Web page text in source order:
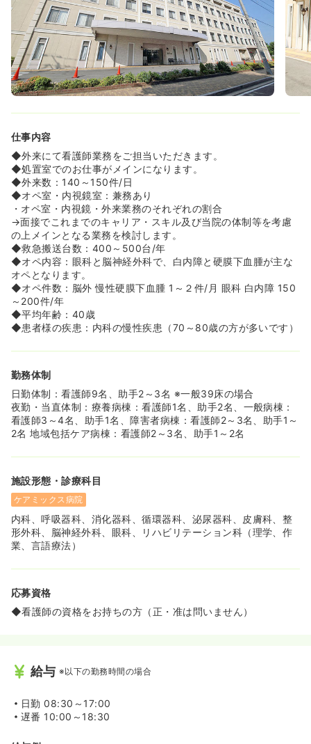
仕事内容
◆外来にて看護師業務をご担当いただきます。
◆処置室でのお仕事がメインになります。
◆外来数：140～150件/日
◆オペ室・内視鏡室：兼務あり
・オペ室・内視鏡・外来業務のそれぞれの割合
→面接でこれまでのキャリア・スキル及び当院の体制等を考慮
の上メインとなる業務を検討します。
◆救急搬送台数：400～500台/年
◆オペ内容：眼科と脳神経外科で、白内障と硬膜下血腫が主な
オペとなります。
◆オペ件数：脳外 慢性硬膜下血腫 1～２件/月 眼科 白内障 150
～200件/年
◆平均年齢：40歳
◆患者様の疾患：内科の慢性疾患（70～80歳の方が多いです）
勤務体制
日勤体制：看護師9名、助手2～3名 ※一般39床の場合
夜勤・当直体制：療養病棟：看護師1名、助手2名、一般病棟：
看護師3～4名、助手1名、障害者病棟：看護師2～3名、助手1～
2名 地域包括ケア病棟：看護師2～3名、助手1～2名
施設形態・診療科目
ケアミックス病院
内科、呼吸器科、消化器科、循環器科、泌尿器科、皮膚科、整
形外科、脳神経外科、眼科、リハビリテーション科（理学、作
業、言語療法）
応募資格
◆看護師の資格をお持ちの方（正・准は問いません）
給与 ※以下の勤務時間の場合
日勤 08:30～17:00
遅番 10:00～18:30